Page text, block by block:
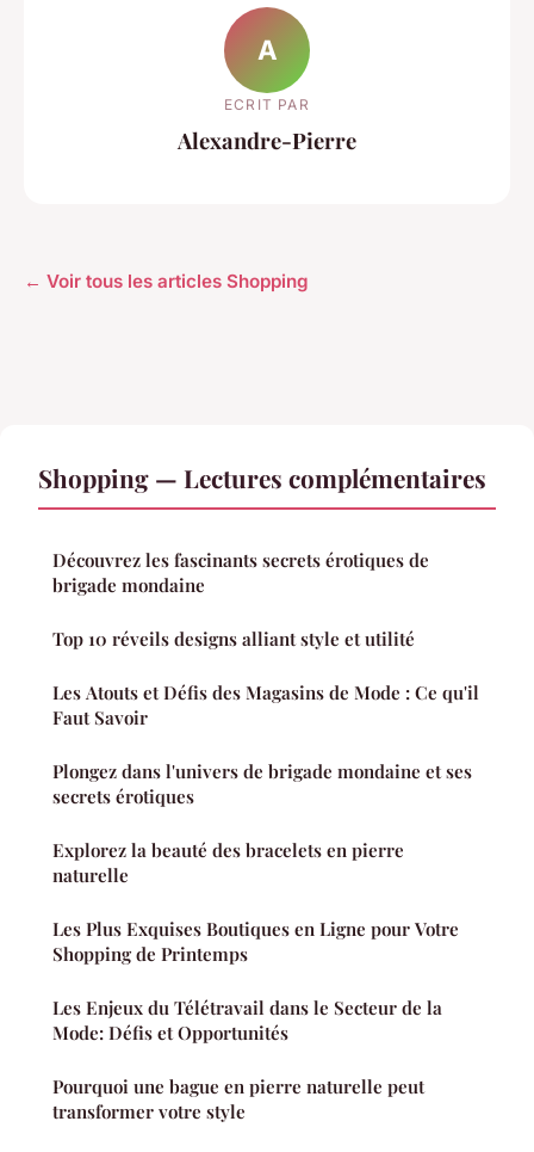
A
ECRIT PAR
Alexandre-Pierre
← Voir tous les articles Shopping
Shopping — Lectures complémentaires
Découvrez les fascinants secrets érotiques de
brigade mondaine
Top 10 réveils designs alliant style et utilité
Les Atouts et Défis des Magasins de Mode : Ce qu'il
Faut Savoir
Plongez dans l'univers de brigade mondaine et ses
secrets érotiques
Explorez la beauté des bracelets en pierre
naturelle
Les Plus Exquises Boutiques en Ligne pour Votre
Shopping de Printemps
Les Enjeux du Télétravail dans le Secteur de la
Mode: Défis et Opportunités
Pourquoi une bague en pierre naturelle peut
transformer votre style